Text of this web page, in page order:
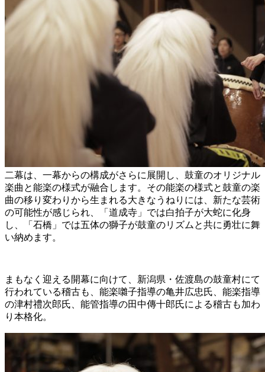
二幕は、一幕からの構成がさらに展開し、鼓童のオリジナル
楽曲と能楽の様式が融合します。その能楽の様式と鼓童の楽
曲の移り変わりから生まれる大きなうねりには、新たな芸術
の可能性が感じられ、「道成寺」では白拍子が大蛇に化身
し、「石橋」では五体の獅子が鼓童のリズムと共に勇壮に舞
い納めます。
まもなく迎える開幕に向けて、新潟県・佐渡島の鼓童村にて
行われている稽古も、能楽囃子指導の亀井広忠氏、能楽指導
の津村禮次郎氏、能管指導の田中傳十郎氏による稽古も加わ
り本格化。